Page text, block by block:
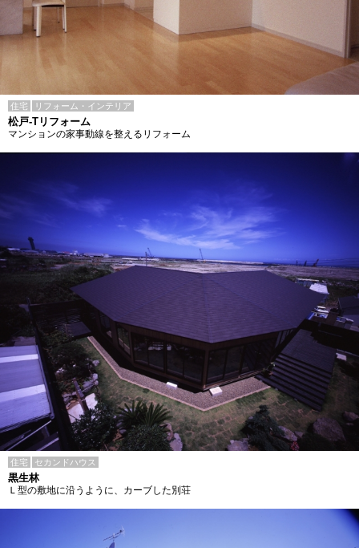
住宅 リフォーム・インテリア
松戸-Tリフォーム
マンションの家事動線を整えるリフォーム
住宅 セカンドハウス
黒生林
Ｌ型の敷地に沿うように、カーブした別荘